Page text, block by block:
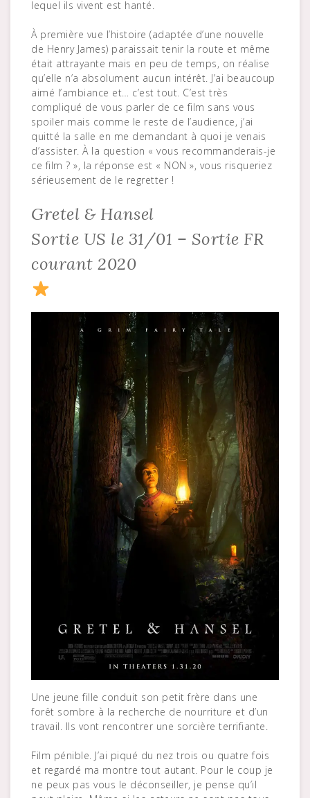
lequel ils vivent est hanté.
À première vue l’histoire (adaptée d’une nouvelle
de Henry James) paraissait tenir la route et même
était attrayante mais en peu de temps, on réalise
qu’elle n’a absolument aucun intérêt. J’ai beaucoup
aimé l’ambiance et… c’est tout. C’est très
compliqué de vous parler de ce film sans vous
spoiler mais comme le reste de l’audience, j’ai
quitté la salle en me demandant à quoi je venais
d’assister. À la question « vous recommanderais-je
ce film ? », la réponse est « NON », vous risqueriez
sérieusement de le regretter !
Gretel & Hansel
Sortie US le 31/01 – Sortie FR
courant 2020
Une jeune fille conduit son petit frère dans une
forêt sombre à la recherche de nourriture et d’un
travail. Ils vont rencontrer une sorcière terrifiante.
Film pénible. J’ai piqué du nez trois ou quatre fois
et regardé ma montre tout autant. Pour le coup je
ne peux pas vous le déconseiller, je pense qu’il